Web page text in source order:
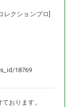
くポーズを動かし
ンモロに。
アピールしてきま
レクションプロ]
18769
おります。